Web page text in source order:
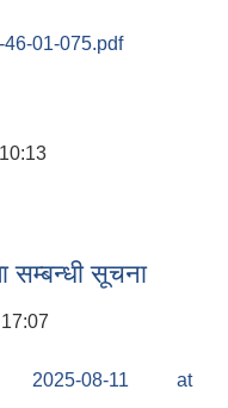
01-075.pdf
सम्बन्धी सूचना
2025-08-11 at